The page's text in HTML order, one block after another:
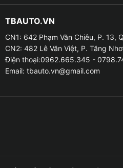
Những tính năng của màn
13inch 2K
Màn hình tích hợp độ phân
tiến với độ phân giải 2K,
rõ nét, chi tiết và sống động
TBAUTO.VN
CN1: 642 Phạm Văn Chiêu, P. 13,
CN2: 482 Lê Văn Việt, P. Tăng
Điện thoại:0962.665.345 -
Email: tbauto.vn@gmail.com